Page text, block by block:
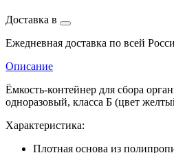
Доставка в
Ежедневная доставка по всей
Описание
Ёмкость-контейнер для сбора
одноразовый, класса Б (цвет
Характеристика:
Плотная основа из